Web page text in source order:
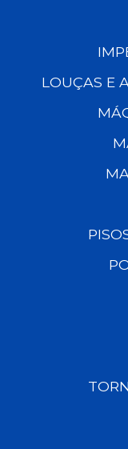
LOUÇAS E